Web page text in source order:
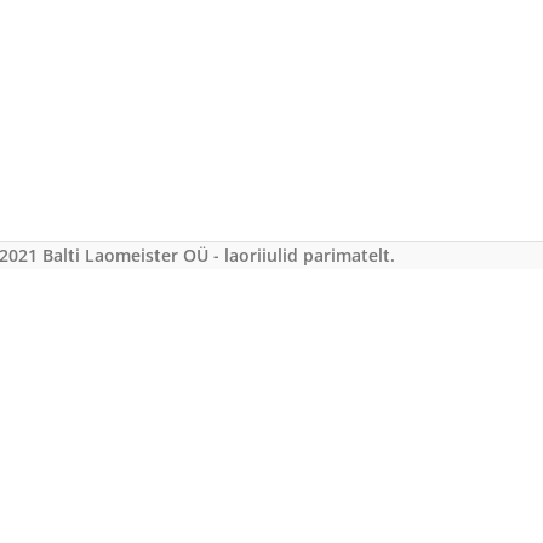
Balti Laomeister OÜ - laoriiulid parimatelt.